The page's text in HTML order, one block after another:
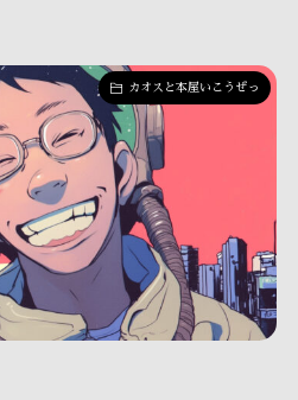
カオスと本屋いこうぜっ